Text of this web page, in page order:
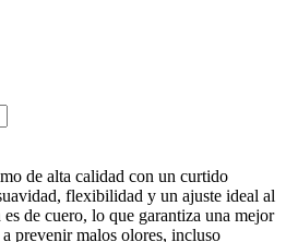
de alta calidad con un curtido
flexibilidad y un ajuste ideal al
de cuero, lo que garantiza una mejor
prevenir malos olores, incluso